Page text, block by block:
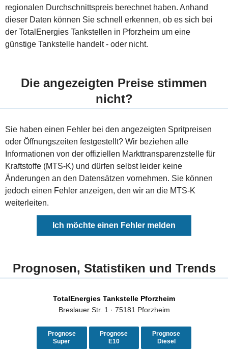
regionalen Durchschnittspreis berechnet haben. Anhand
dieser Daten können Sie schnell erkennen, ob es sich bei
der TotalEnergies Tankstellen in Pforzheim um eine
günstige Tankstelle handelt - oder nicht.
Die angezeigten Preise stimmen
nicht?
Sie haben einen Fehler bei den angezeigten Spritpreisen
oder Öffnungszeiten festgestellt? Wir beziehen alle
Informationen von der offiziellen Markttransparenzstelle für
Kraftstoffe (MTS-K) und dürfen selbst leider keine
Änderungen an den Datensätzen vornehmen. Sie können
jedoch einen Fehler anzeigen, den wir an die MTS-K
weiterleiten.
Ich möchte einen Fehler melden
Prognosen, Statistiken und Trends
TotalEnergies Tankstelle Pforzheim
Breslauer Str. 1 · 75181 Pforzheim
Prognose
Super
Prognose
E10
Prognose
Diesel